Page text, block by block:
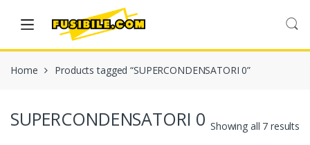
Home Products tagged “SUPERCONDENSATORI 0”
SUPERCONDENSATORI 0 Showing all 7 results